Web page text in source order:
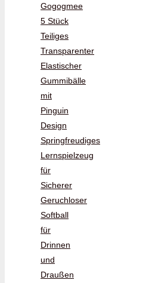
Gogogmee
5 Stück
Teiliges
Transparenter
Elastischer
Gummibälle
mit
Pinguin
Design
Springfreudiges
Lernspielzeug
für
Sicherer
Geruchloser
Softball
für
Drinnen
und
Draußen